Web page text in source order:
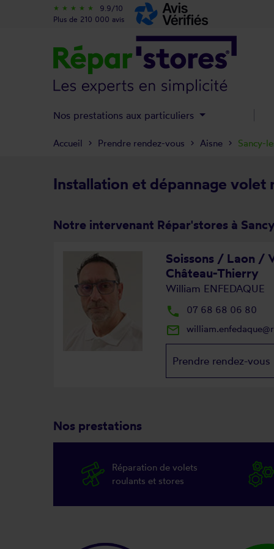
Installation et dépannage volet
Notre intervenant Répar'stores à
Soissons / Laon /
Château-Thierry
William ENFEDAQUE
local_phone 07 68 68 06 80
mail_outline
Prendre rendez-vous
Nos prestations
Réparation de volets
roulants et stores
Accueil Prendre rendez-vous Aisne Sancy-
star_rate star_rate star_rate star_rate star_rate
9.9/10
Plus de 210 000 avis
Nos prestations aux particuliers